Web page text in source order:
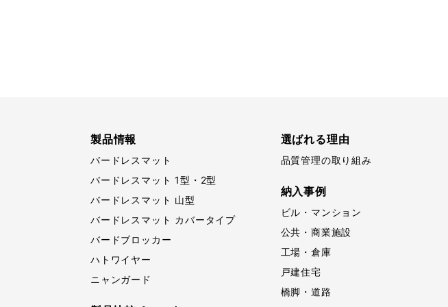
製品情報
バードレスマット
バードレスマット 1型・2型
バードレスマット 山型
バードレスマット カバータイプ
バードブロッカー
ハトワイヤー
ニャンガード
選ばれる理由
品質管理の取り組み
納入事例
ビル・マンション
公共・商業施設
工場・倉庫
戸建住宅
橋脚・道路